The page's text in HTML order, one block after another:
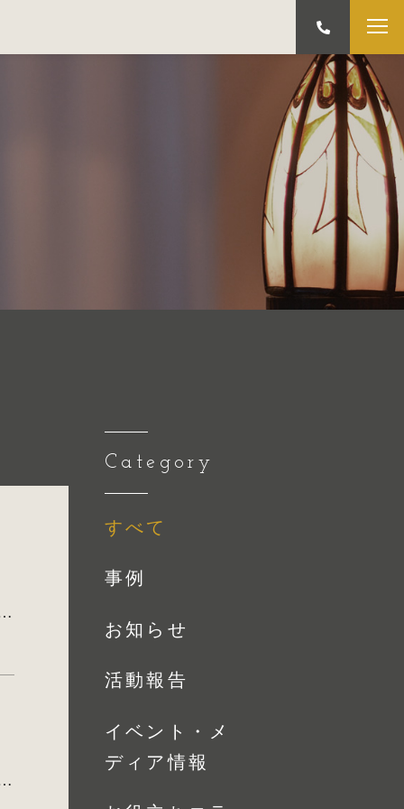
地がよくなるインテリアのポイントとは？
インテリアが心身に与える影響とそのポイントを解説
Category
すべて
事例
お知らせ
活動報告
イベント・メ
ディア情報